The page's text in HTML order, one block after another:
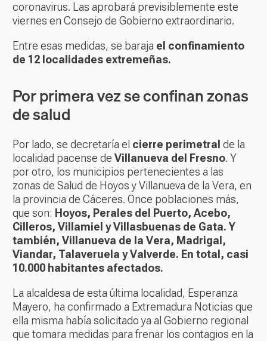
coronavirus. Las aprobará previsiblemente este
viernes en Consejo de Gobierno extraordinario.
Entre esas medidas, se baraja el confinamiento
de 12 localidades extremeñas.
Por primera vez se confinan zonas
de salud
Por lado, se decretaría el cierre perimetral de la
localidad pacense de Villanueva del Fresno. Y
por otro, los municipios pertenecientes a las
zonas de Salud de Hoyos y Villanueva de la Vera, en
la provincia de Cáceres. Once poblaciones más,
que son: Hoyos, Perales del Puerto, Acebo,
Cilleros, Villamiel y Villasbuenas de Gata. Y
también, Villanueva de la Vera, Madrigal,
Viandar, Talaveruela y Valverde. En total, casi
10.000 habitantes afectados.
La alcaldesa de esta última localidad, Esperanza
Mayero, ha confirmado a Extremadura Noticias que
ella misma había solicitado ya al Gobierno regional
que tomara medidas para frenar los contagios en la